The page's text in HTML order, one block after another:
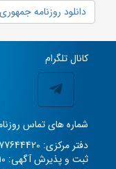
دانلود روزنامه جمهوری اسلامی
کانال تلگرام
شماره های تماس
دفتر مرکزی: 02177644420
ثبت و پذیرش آگهی: 02177644410